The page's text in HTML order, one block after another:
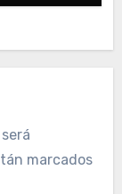
marcados